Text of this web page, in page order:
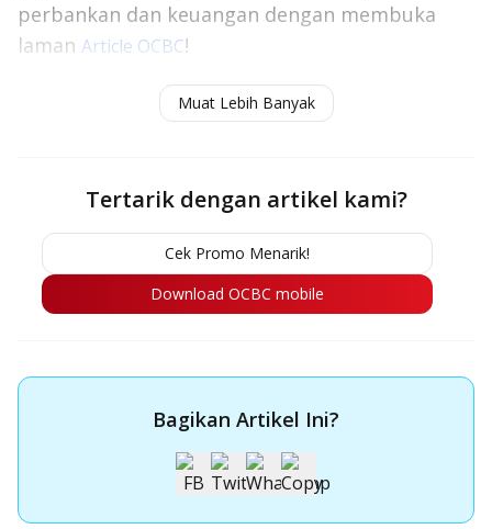
perbankan dan keuangan dengan membuka
laman Article OCBC!
Bank dan Contoh Perhitungannya
Muat Lebih Banyak
Tertarik dengan artikel kami?
Cek Promo Menarik!
Download OCBC mobile
Bagikan Artikel Ini?